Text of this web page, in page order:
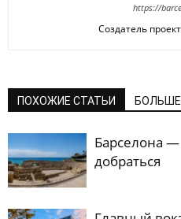
https://
Создатель
ПОХОЖИЕ СТАТЬИ
Барселона —
добраться